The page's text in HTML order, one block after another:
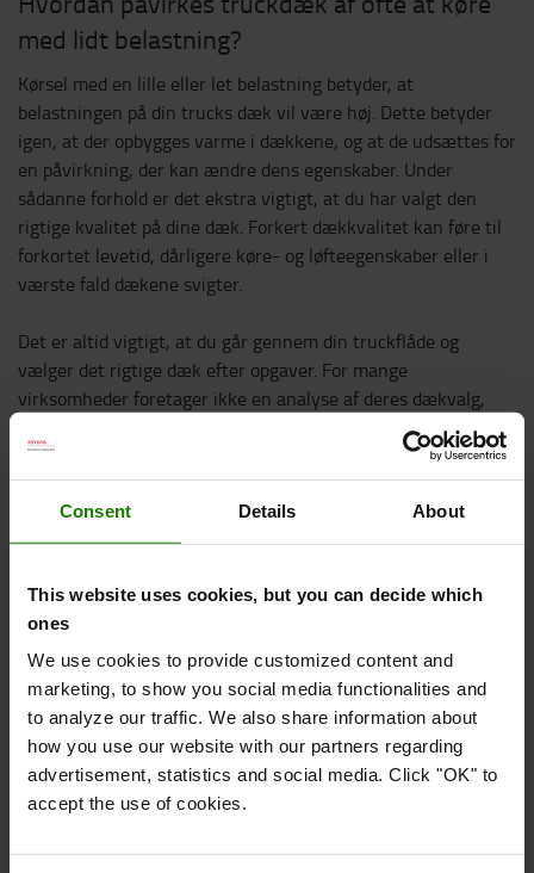
Consent Details About
This website uses cookies, but you can decide which
ones
We use cookies to provide customized content and
marketing, to show you social media functionalities and
to analyze our traffic. We also share information about
how you use our website with our partners regarding
advertisement, statistics and social media. Click "OK" to
accept the use of cookies.
med lidt belastning?
Kørsel med en lille eller let belastning betyder, at
belastningen på din trucks dæk vil være høj. Dette betyder
igen, at der opbygges varme i dækkene, og at de udsættes for
en påvirkning, der kan ændre dens egenskaber. Under
sådanne forhold er det ekstra vigtigt, at du har valgt den
rigtige kvalitet på dine dæk. Forkert dækkvalitet kan føre til
forkortet levetid, dårligere køre- og løfteegenskaber eller i
værste fald dækene svigter.
Det er altid vigtigt, at du går gennem din truckflåde og
vælger det rigtige dæk efter opgaver. For mange
virksomheder foretager ikke en analyse af deres dækvalg,
men de vælger rutinemæssigt eller tilfældigt. For de fleste
virksomheder er der penge at spare, samtidig med at du
forbedrer miljøpåvirkningen og øger sikkerheden i din
materialehåndtering.
totaløkonomi?
DOWNLOAD DÆKGUIDEN